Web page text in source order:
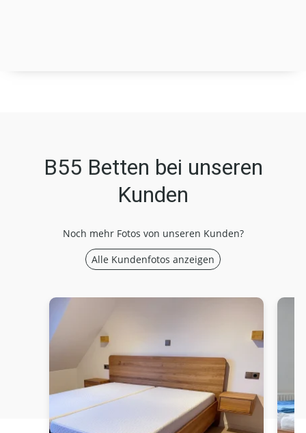
B55 Betten bei unseren
Kunden
Noch mehr Fotos von unseren Kunden?
Alle Kundenfotos anzeigen